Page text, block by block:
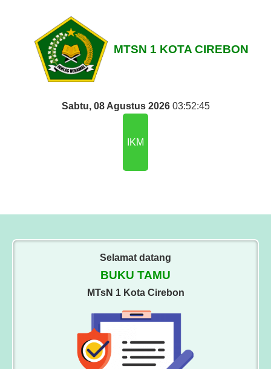
MTSN 1 KOTA CIREBON
Sabtu, 08 Agustus 2026 03:52:46
IKM
Selamat datang
BUKU TAMU
MTsN 1 Kota Cirebon